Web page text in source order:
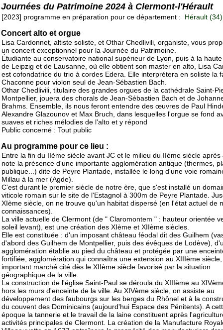
Journées du Patrimoine 2024 à Clermont-l'Hérault
[2023] programme en préparation pour ce département : Hérault (34)
Concert alto et orgue
Lisa Cardonnet, altiste soliste, et Othar Chedlivili, organiste, vous
un concert exceptionnel pour la Journée du Patrimoine.
Étudiante au conservatoire national supérieur de Lyon, puis à la
de Leipzig et de Lausanne, où elle obtient son master en alto, Lisa
est cofondatrice du trio à cordes Edera. Elle interprétera en soliste la
Chaconne pour violon seul de Jean-Sébastien Bach.
Othar Chedlivili, titulaire des grandes orgues de la cathédrale Saint-
Montpellier, jouera des chorals de Jean-Sébastien Bach et de
Brahms. Ensemble, ils nous feront entendre des œuvres de Paul
Alexandre Glazounov et Max Bruch, dans lesquelles l'orgue se fond
suaves et riches mélodies de l'alto et y répond
Public concerné : Tout public
Au programme pour ce lieu :
Entre la fin du IIème siècle avant JC et le milieu du IIème siècle après
note la présence d'une importante agglomération antique (thermes,
publique...) dite de Peyre Plantade, installée le long d'une voie
Millau à la mer (Agde).
C'est durant le premier siècle de notre ère, que s'est installé un
viticole romain sur le site de l'Estagnol à 300m de Peyre Plantade.
XIème siècle, on ne trouve qu'un habitat dispersé (en l'état actuel de
connaissances).
La ville actuelle de Clermont (de " Claromontem " : hauteur orientée
soleil levant), est une création des XIème et XIIème siècles.
Elle est constituée : d'un imposant château féodal dit des Guilhem
d'abord des Guilhem de Montpellier, puis des évêques de Lodève),
agglomération établie au pied du château et protégée par une
fortifiée, agglomération qui connaîtra une extension au XIIIème
important marché cité dès le XIIème siècle favorisé par la situation
géographique de la ville.
La construction de l'église Saint-Paul se déroula du XIIIème au
hors les murs d'enceinte de la ville. Au XIVème siècle, on assiste au
développement des faubourgs sur les berges du Rhônel et à la
du couvent des Dominicains (aujourd'hui Espace des Pénitents). A
époque la tannerie et le travail de la laine constituent après
activités principales de Clermont. La création de la Manufacture